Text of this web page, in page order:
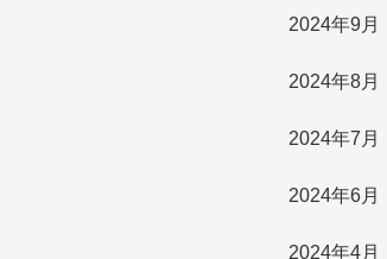
2024年9月
2024年8月
2024年7月
2024年6月
2024年4月